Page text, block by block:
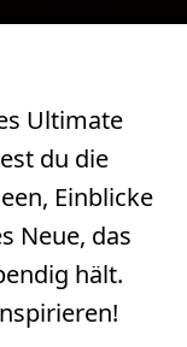
Ultimate
du die
Einblicke
Neue, das
hält.